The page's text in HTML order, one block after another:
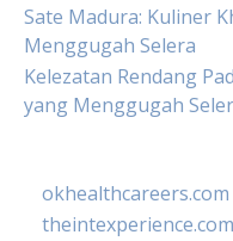
Sate Madura: Kuliner
Menggugah Selera
Kelezatan Rendang
yang Menggugah
okhealthcareers.com
theintexperience.com